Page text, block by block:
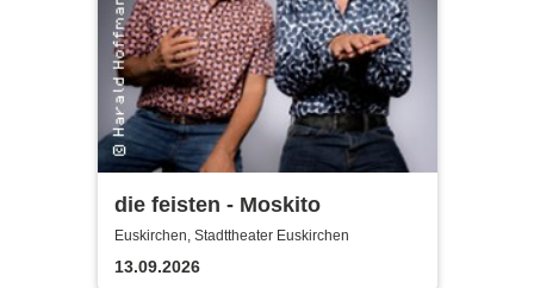
die feisten - Moskito
Euskirchen, Stadttheater Euskirchen
13.09.2026